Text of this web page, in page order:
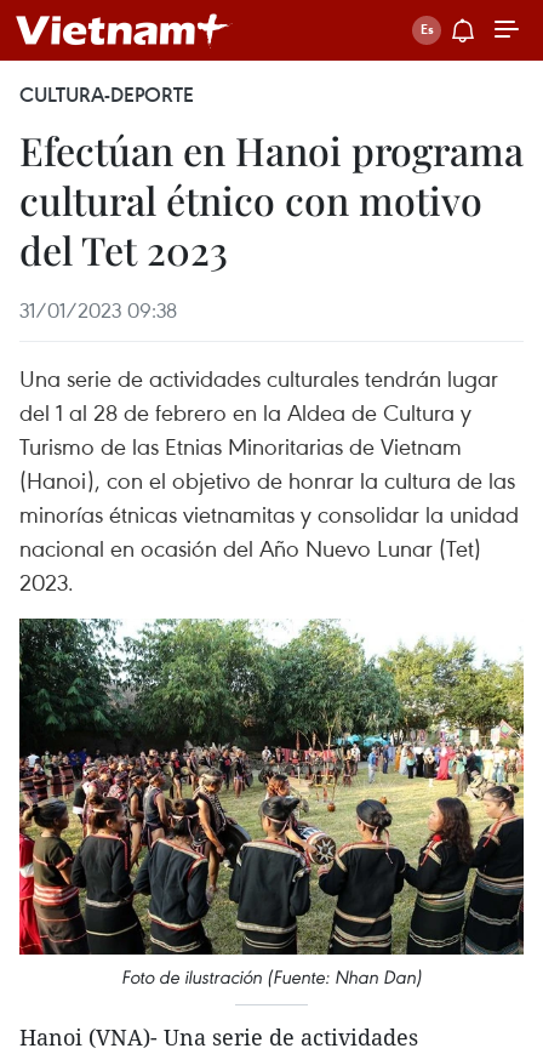
CULTURA-DEPORTE
Efectúan en Hanoi programa
cultural étnico con motivo
del Tet 2023
31/01/2023 09:38
Una serie de actividades culturales tendrán lugar
del 1 al 28 de febrero en la Aldea de Cultura y
Turismo de las Etnias Minoritarias de Vietnam
(Hanoi), con el objetivo de honrar la cultura de las
minorías étnicas vietnamitas y consolidar la unidad
nacional en ocasión del Año Nuevo Lunar (Tet)
2023.
Foto de ilustración (Fuente: Nhan Dan)
Hanoi (VNA)- Una serie de actividades